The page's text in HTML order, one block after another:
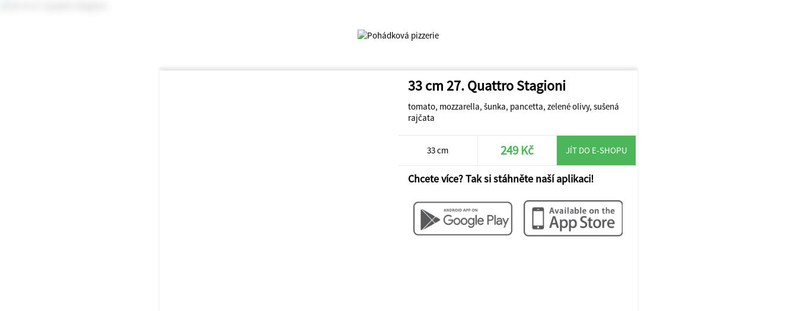
33 cm 27. Quattro Stagioni
tomato, mozzarella, šunka, pancetta, zelené olivy, sušená
rajčata
33 cm 249 Kč JÍT DO E-SHOPU
Chcete více? Tak si stáhněte naší aplikaci!